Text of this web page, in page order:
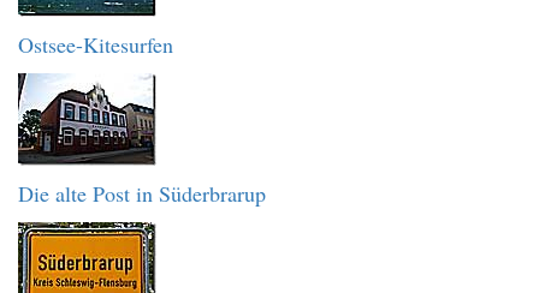
Ostsee-Kitesurfen
Die alte Post in Süderbrarup